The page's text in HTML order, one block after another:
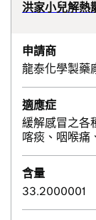
洪家小兒解熱
申請商
龍泰化學製藥
適應症
緩解感冒之各
喀痰、咽喉痛
含量
33.2000001